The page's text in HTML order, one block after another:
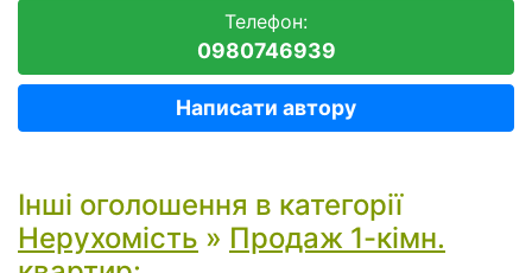
Телефон:
0980746939
Написати автору
Інші оголошення в категорії
Нерухомість » Продаж 1-кімн.